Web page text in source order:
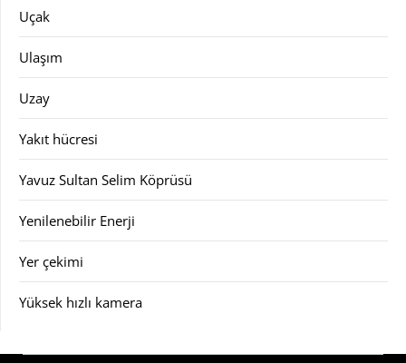
Uçak
Ulaşım
Uzay
Yakıt hücresi
Yavuz Sultan Selim Köprüsü
Yenilenebilir Enerji
Yer çekimi
Yüksek hızlı kamera